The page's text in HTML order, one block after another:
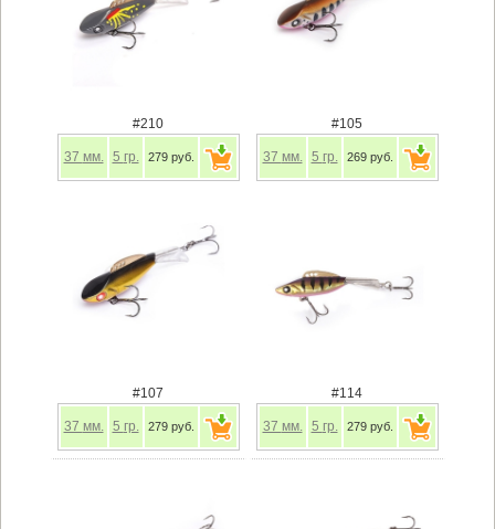
#210
37 мм. 5 гр. 279 руб.
#105
37 мм. 5 гр. 269 руб.
#107
37 мм. 5 гр. 279 руб.
#114
37 мм. 5 гр. 279 руб.